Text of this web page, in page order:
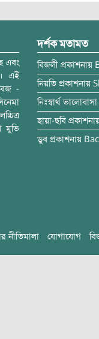
এবং
এই
-
মুভি
দর্শক মতামত
বিজলী প্রকাশনায়
নিয়তি প্রকাশনায়
নিঃস্বার্থ ভালোবাসা
ছায়া-ছবি
ডুব প্রকাশনায়
নীতিমালা যোগাযোগ